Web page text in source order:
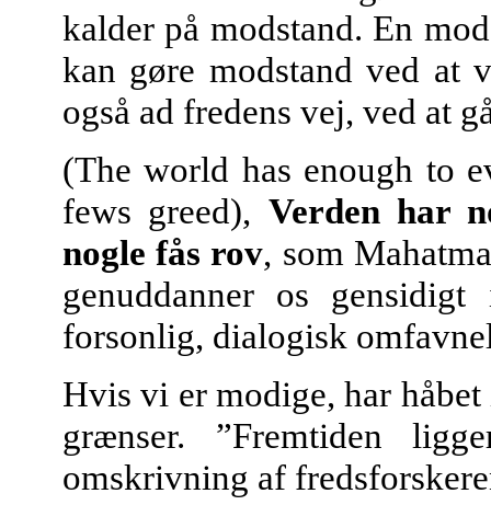
kalder på modstand. En
kan gøre modstand ved
også ad fredens vej, ved at
(The world has enough to
fews greed), Verden har
nogle fås rov, som
genuddanner os
forsonlig, dialogisk
Hvis vi er modige, har
grænser. ”Fremtiden
omskrivning af